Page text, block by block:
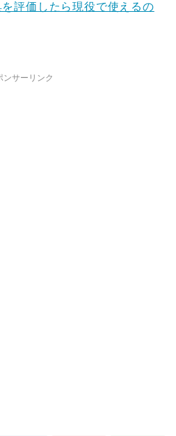
評価したら現役で使えるの
ンサーリンク